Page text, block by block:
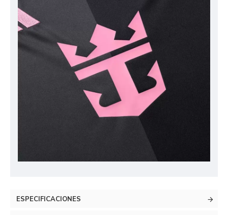
ESPECIFICACIONES